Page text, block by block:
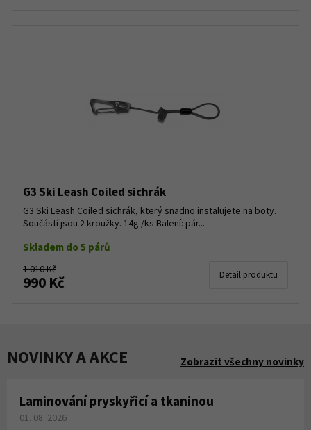
G3 Ski Leash Coiled sichrák
G3 Ski Leash Coiled sichrák, který snadno instalujete na boty.
Součástí jsou 2 kroužky. 14g /ks Balení: pár...
Skladem do 5 párů
1 010 Kč
990 Kč Detail produktu
NOVINKY A AKCE Zobrazit všechny novinky
Laminování pryskyřicí a tkaninou
01. 08. 2026